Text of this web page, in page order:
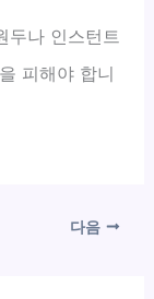
두나 인스턴트
피해야 합니
다음